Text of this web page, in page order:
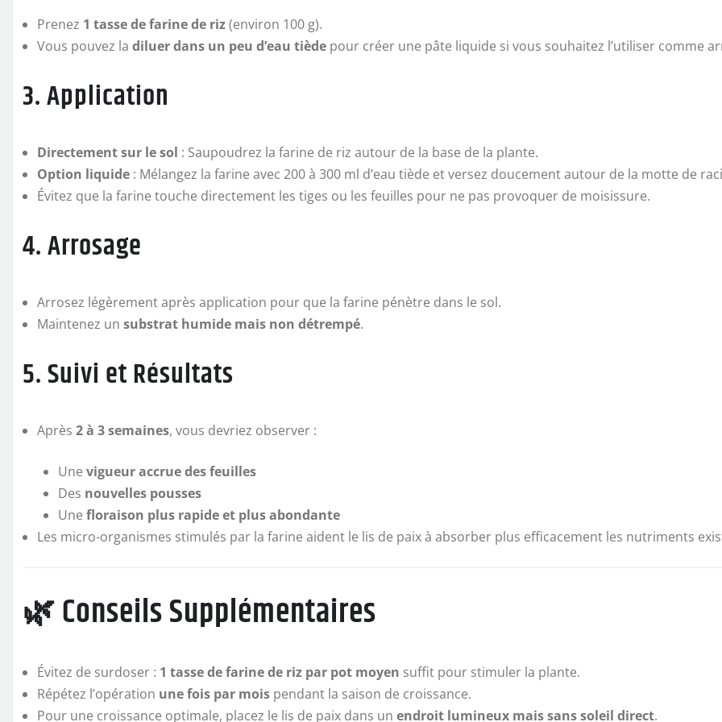
Prenez 1 tasse de farine de riz(environ 100 g).
Vous pouvez la diluer dans un peu d’eau tiède pour créer une pâte liquide si vous souhaitez l’utiliser comme
3. Application
Directement sur le sol : Saupoudrez la farine de riz autour de la base de la plante.
Option liquide : Mélangez la farine avec 200 à 300 ml d’eau tiède et versez doucement autour de la motte de
Évitez que la farine touche directement les tiges ou les feuilles pour ne pas provoquer de moisissure.
4. Arrosage
Arrosez légèrement après application pour que la farine pénètre dans le sol.
Maintenez un substrat humide mais non détrempé.
5. Suivi et Résultats
Après 2 à 3 semaines, vous devriez observer :
Une vigueur accrue des feuilles
Des nouvelles pousses
Une floraison plus rapide et plus abondante
Les micro-organismes stimulés par la farine aident le lis de paix à absorber plus efficacement les nutriments
🌿 Conseils Supplémentaires
Évitez de surdoser : 1 tasse de farine de riz par pot moyen suffit pour stimuler la plante.
Répétez l’opération une fois par mois pendant la saison de croissance.
Pour une croissance optimale, placez le lis de paix dans un endroit lumineux mais sans soleil direct.